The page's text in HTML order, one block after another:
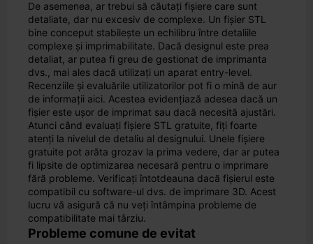
De asemenea, ar trebui să căutați fișiere care sunt
detaliate, dar nu excesiv de complexe. Un fișier STL
bine conceput stabilește un echilibru între detaliile
complexe și imprimabilitate. Dacă designul este prea
detaliat, ar putea fi greu de gestionat de imprimanta
dvs., mai ales dacă utilizați un aparat entry-level.
Recenziile și evaluările utilizatorilor pot fi o mină de aur
de informații aici. Acestea evidențiază adesea dacă un
fișier este ușor de imprimat sau dacă necesită ajustări.
Atunci când evaluați fișiere STL gratuite, fiți foarte
atenți la nivelul de detaliu al designului. Unele fișiere
gratuite pot arăta grozav la prima vedere, dar ar putea
fi lipsite de optimizarea necesară pentru o imprimare
fără probleme. Verificați întotdeauna dacă fișierul este
compatibil cu software-ul dvs. de imprimare 3D. Acest
lucru vă asigură că nu veți întâmpina probleme de
compatibilitate mai târziu.
Probleme comune de evitat